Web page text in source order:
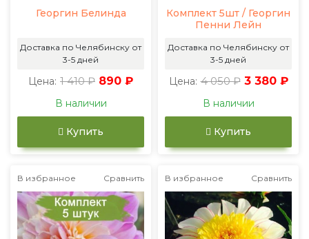
Георгин Белинда
Доставка по Челябинску от
3-5 дней
Цена: 1 410 ₽ 890 ₽
В наличии
Купить
Комплект 5шт / Георгин
Пенни Лейн
Доставка по Челябинску от
3-5 дней
Цена: 4 050 ₽ 3 380 ₽
В наличии
Купить
В избранное Сравнить В избранное Сравнить